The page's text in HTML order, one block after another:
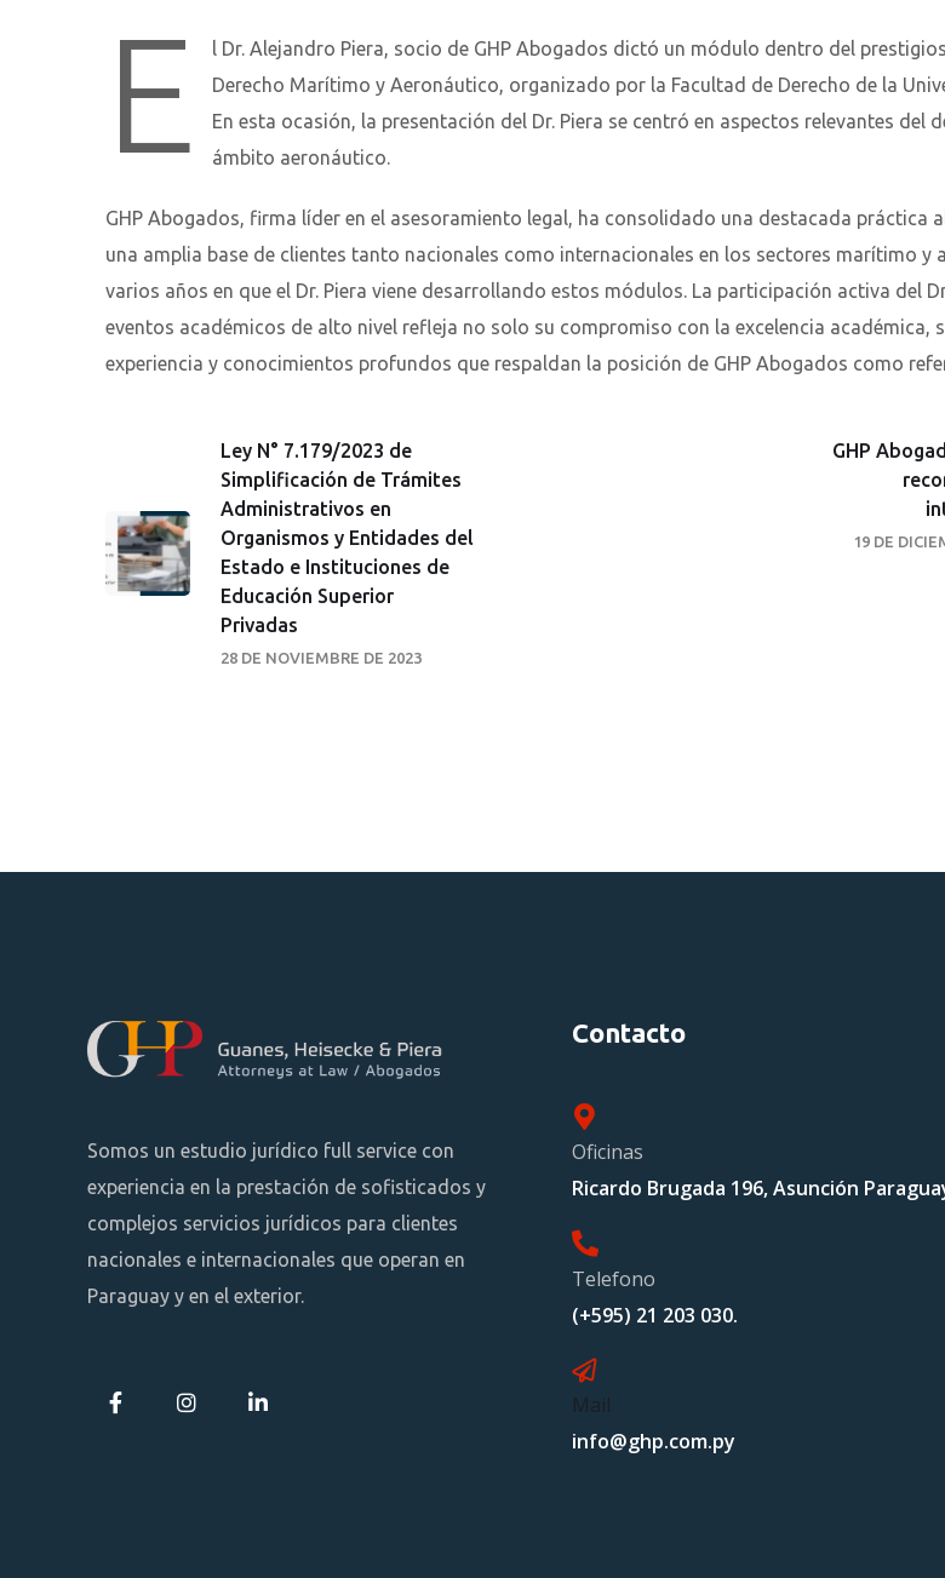
E
l Dr. Alejandro Piera, socio de GHP Abogados dictó un módulo dentro del
Derecho Marítimo y Aeronáutico, organizado por la Facultad de Derecho de la
En esta ocasión, la presentación del Dr. Piera se centró en aspectos relevantes del
ámbito aeronáutico.
GHP Abogados, firma líder en el asesoramiento legal, ha consolidado una destacada práctica
una amplia base de clientes tanto nacionales como internacionales en los sectores marítimo y
varios años en que el Dr. Piera viene desarrollando estos módulos. La participación activa del
eventos académicos de alto nivel refleja no solo su compromiso con la excelencia académica,
experiencia y conocimientos profundos que respaldan la posición de GHP Abogados como
Ley N° 7.179/2023 de
Simplificación de Trámites
Administrativos en
Organismos y Entidades del
Estado e Instituciones de
Educación Superior
Privadas
28 DE NOVIEMBRE DE 2023
GHP
19 DE
Somos un estudio jurídico full service con
experiencia en la prestación de sofisticados y
complejos servicios jurídicos para clientes
nacionales e internacionales que operan en
Paraguay y en el exterior.
Contacto
Oficinas
Ricardo Brugada 196, Asunción
Telefono
(+595) 21 203 030.
Mail
info@ghp.com.py